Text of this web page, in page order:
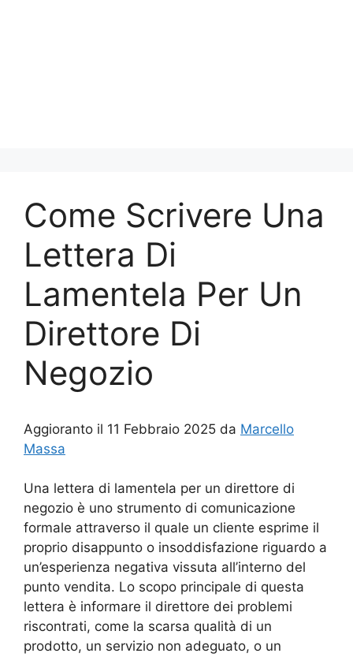
Come Scrivere Una
Lettera Di
Lamentela Per Un
Direttore Di
Negozio
Aggioranto il 11 Febbraio 2025 da Marcello
Massa
Una lettera di lamentela per un direttore di
negozio è uno strumento di comunicazione
formale attraverso il quale un cliente esprime il
proprio disappunto o insoddisfazione riguardo a
un’esperienza negativa vissuta all’interno del
punto vendita. Lo scopo principale di questa
lettera è informare il direttore dei problemi
riscontrati, come la scarsa qualità di un
prodotto, un servizio non adeguato, o un